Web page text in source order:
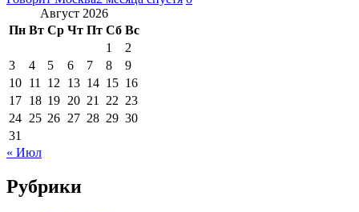
Август 2026
Пн Вт Ср Чт Пт Сб Вс
1
2
3
4 5 6 7 8
9
10 11 12 13 14 15 16
17 18 19 20 21 22 23
24 25 26 27 28 29 30
31
« Июл
Рубрики